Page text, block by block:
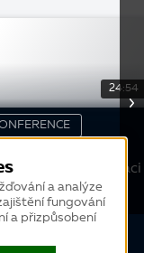
24:54
zjednoduší práci
a analýze
fungování
a přizpůsobení